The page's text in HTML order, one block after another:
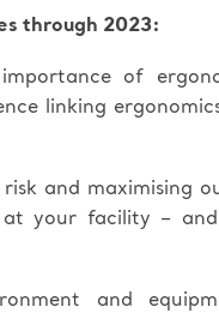
through 2023:
of
linking
and maximising
at your facility –
and